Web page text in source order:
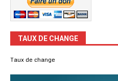
TAUX DE CHANGE
Taux de change